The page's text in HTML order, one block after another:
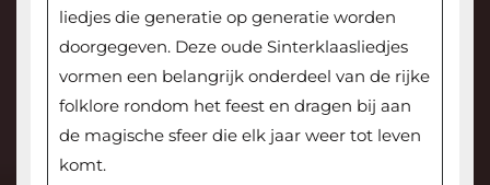
liedjes die generatie op generatie worden
doorgegeven. Deze oude Sinterklaasliedjes
vormen een belangrijk onderdeel van de rijke
folklore rondom het feest en dragen bij aan
de magische sfeer die elk jaar weer tot leven
komt.